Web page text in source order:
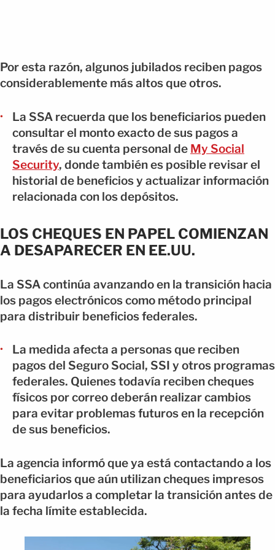
Por esta razón, algunos jubilados reciben pagos
considerablemente más altos que otros.
La SSA recuerda que los beneficiarios pueden
consultar el monto exacto de sus pagos a
través de su cuenta personal de My Social
Security, donde también es posible revisar el
historial de beneficios y actualizar información
relacionada con los depósitos.
LOS CHEQUES EN PAPEL COMIENZAN
A DESAPARECER EN EE.UU.
La SSA continúa avanzando en la transición hacia
los pagos electrónicos como método principal
para distribuir beneficios federales.
La medida afecta a personas que reciben
pagos del Seguro Social, SSI y otros programas
federales. Quienes todavía reciben cheques
físicos por correo deberán realizar cambios
para evitar problemas futuros en la recepción
de sus beneficios.
La agencia informó que ya está contactando a los
beneficiarios que aún utilizan cheques impresos
para ayudarlos a completar la transición antes de
la fecha límite establecida.